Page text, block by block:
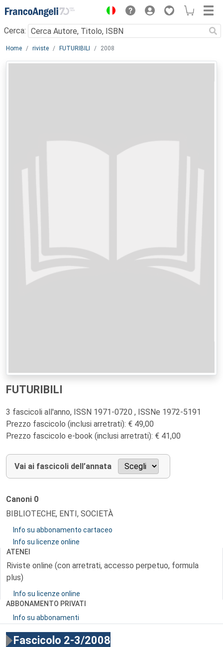
Menu
Cerca:
Main content
Home riviste FUTURIBILI 2008
FUTURIBILI
3 fascicoli all'anno, ISSN 1971-0720 , ISSNe 1972-5191
Prezzo fascicolo (inclusi arretrati): € 49,00
Prezzo fascicolo e-book (inclusi arretrati): € 41,00
Vai ai fascicoli dell’annata
Canoni 0
BIBLIOTECHE, ENTI, SOCIETÀ
Info su abbonamento cartaceo
Info su licenze online
ATENEI
Riviste online (con arretrati, accesso perpetuo, formula
plus)
Info su licenze online
ABBONAMENTO PRIVATI
Info su abbonamenti
Fascicolo 2-3/2008